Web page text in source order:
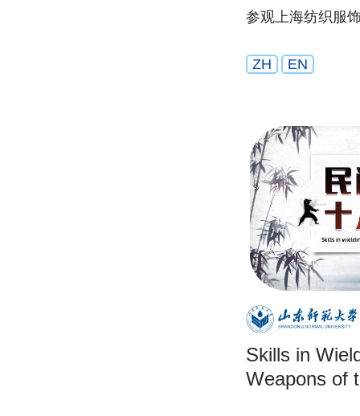
参观上海纺织服
ZH EN
Skills in
Weapons of